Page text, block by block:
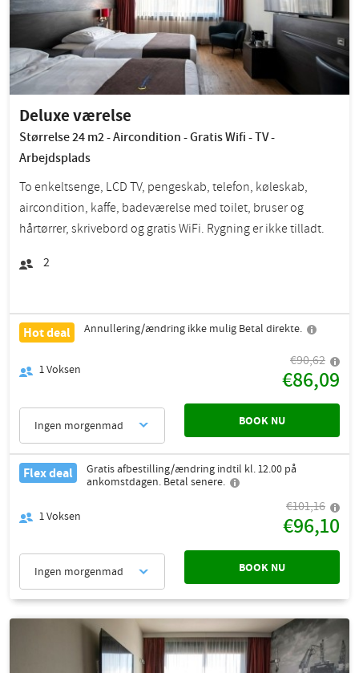
Deluxe værelse
Størrelse 24 m2 - Aircondition - Gratis Wifi - TV -
Arbejdsplads
To enkeltsenge, LCD TV, pengeskab, telefon, køleskab,
aircondition, kaffe, badeværelse med toilet, bruser og
hårtørrer, skrivebord og gratis WiFi. Rygning er ikke tilladt.
2
Hot deal Annullering/ændring ikke mulig Betal direkte.
1Voksen
€90,62
€86,09
Ingen morgenmad BOOK NU
Flex deal
Gratis afbestilling/ændring indtil kl. 12.00 på
ankomstdagen. Betal senere.
1Voksen
€101,16
€96,10
Ingen morgenmad BOOK NU